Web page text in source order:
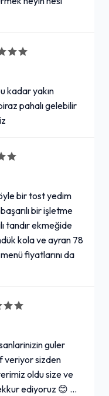
kadar yakın
pahalı gelebilir
bir tost yedim
bir işletme
tandır ekmeğide
kola ve ayran 78
fiyatlarını da
guler
veriyor sizden
oldu size ve
ediyoruz 😊 …